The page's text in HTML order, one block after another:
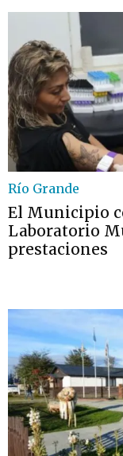
Río Grande
El Municipio
Laboratorio
prestaciones